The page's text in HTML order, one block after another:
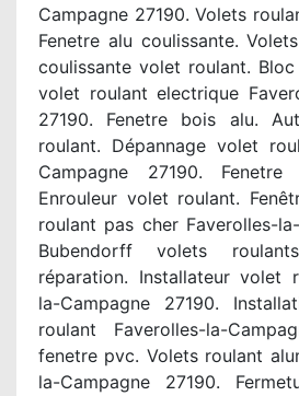
Campagne 27190. Volets
Fenetre alu coulissante.
coulissante volet roulant.
volet roulant electrique
27190. Fenetre bois alu.
roulant. Dépannage volet
Campagne 27190.
Enrouleur volet roulant.
roulant pas cher Faverolles-
Bubendorff volets
réparation. Installateur volet
la-Campagne 27190.
roulant Faverolles-la-
fenetre pvc. Volets roulant
la-Campagne 27190.